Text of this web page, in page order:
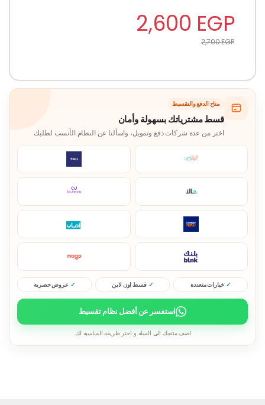
2,600 EGP
2,700EGP
متاح الدفع والتقسيط
قسط مشترياتك بسهولة وأمان
اختر من عدة شركات دفع وتمويل، واسألنا عن النظام الأنسب لطلبك.
خيارات متعددة قسط اون لاين عروض حصرية
استفسر عن أفضل نظام تقسيط
اضف منتجك الى السله و اختر طريقه المناسبه لك.